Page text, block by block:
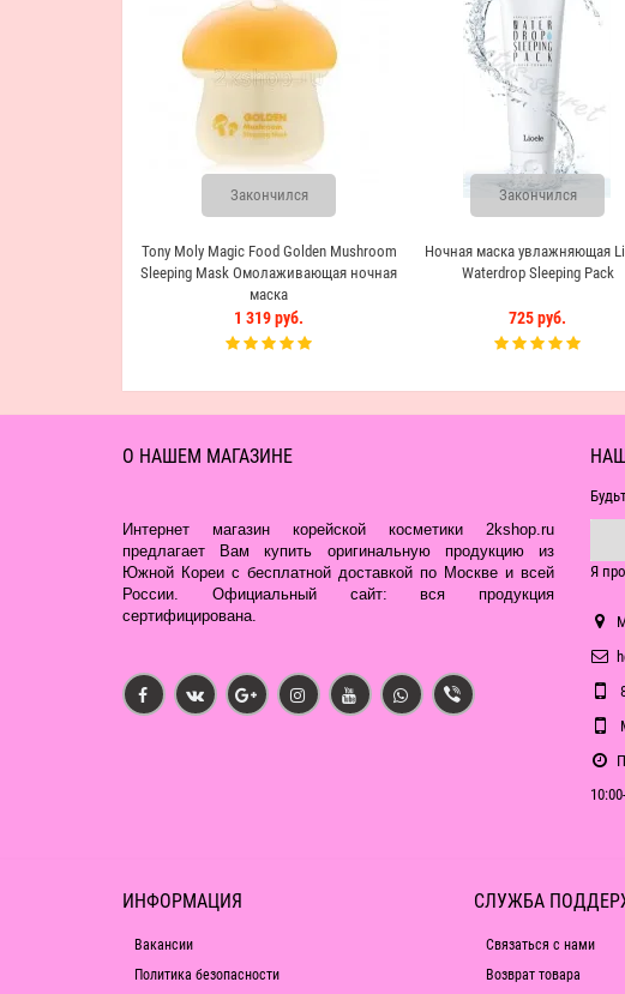
Закончился
Tony Moly Magic Food Golden Mushroom
Sleeping Mask Омолаживающая ночная
маска
1 319 руб.
Закончился
Ночная маска увлажняющая
Waterdrop Sleeping Pack
725 руб.
О НАШЕМ МАГАЗИНЕ
Интернет магазин корейской косметики 2kshop.ru
предлагает Вам купить оригинальную продукцию из
Южной Кореи с бесплатной доставкой по Москве и всей
России. Официальный сайт: вся продукция
сертифицирована.
Я
ИНФОРМАЦИЯ
Вакансии
Политика безопасности
СЛУЖБА
Связаться с нами
Возврат товара